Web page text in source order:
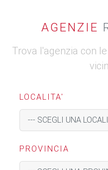
AGENZIE
Trova l'agenzia con
LOCALITA'
PROVINCIA